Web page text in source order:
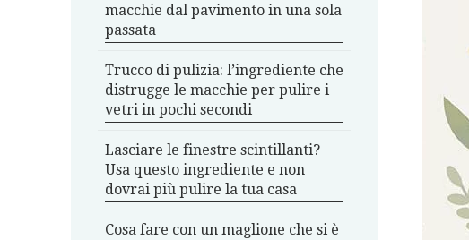
macchie dal pavimento in una sola
passata
Trucco di pulizia: l’ingrediente che
distrugge le macchie per pulire i
vetri in pochi secondi
Lasciare le finestre scintillanti?
Usa questo ingrediente e non
dovrai più pulire la tua casa
Cosa fare con un maglione che si è